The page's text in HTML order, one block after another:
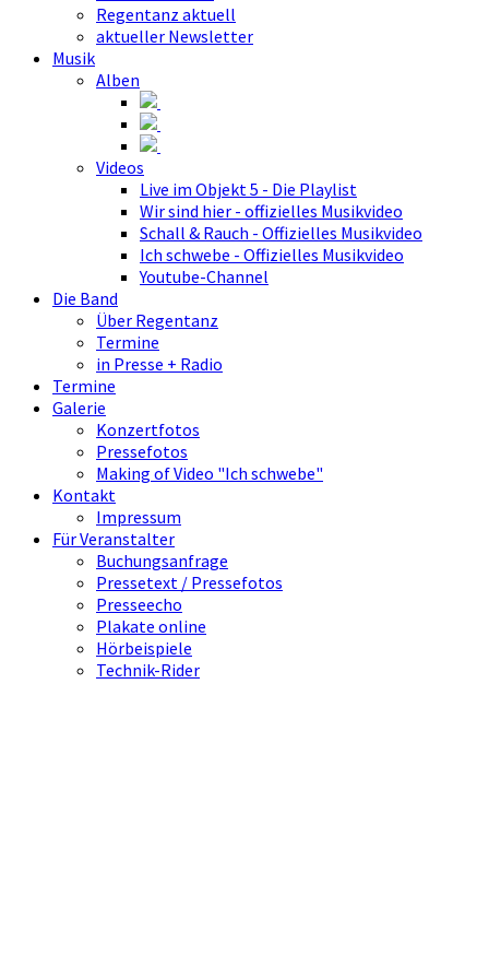
Regentanz aktuell
aktueller Newsletter
Musik
Alben
Videos
Live im Objekt 5 - Die Playlist
Wir sind hier - offizielles Musikvideo
Schall & Rauch - Offizielles Musikvideo
Ich schwebe - Offizielles Musikvideo
Youtube-Channel
Die Band
Über Regentanz
Termine
in Presse + Radio
Termine
Galerie
Konzertfotos
Pressefotos
Making of Video "Ich schwebe"
Kontakt
Impressum
Für Veranstalter
Buchungsanfrage
Pressetext / Pressefotos
Presseecho
Plakate online
Hörbeispiele
Technik-Rider